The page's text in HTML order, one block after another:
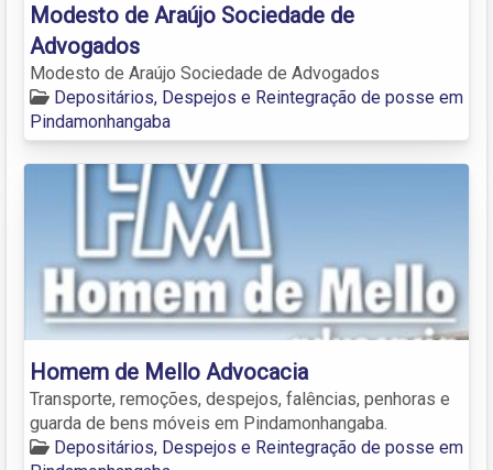
Modesto de Araújo Sociedade de
Advogados
Modesto de Araújo Sociedade de Advogados
Depositários, Despejos e Reintegração de posse em
Pindamonhangaba
Homem de Mello Advocacia
Transporte, remoções, despejos, falências, penhoras e
guarda de bens móveis em Pindamonhangaba.
Depositários, Despejos e Reintegração de posse em